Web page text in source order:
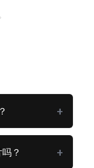
+
？ +